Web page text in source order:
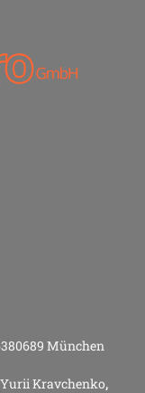
München
Kravchenko,